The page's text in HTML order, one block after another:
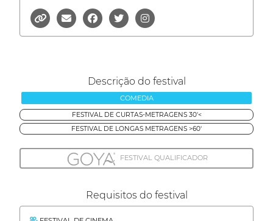
Descrição do festival
COMEDIA
FESTIVAL DE CURTAS-METRAGENS 30'<
FESTIVAL DE LONGAS METRAGENS >60'
FESTIVAL QUALIFICADOR
Requisitos do festival